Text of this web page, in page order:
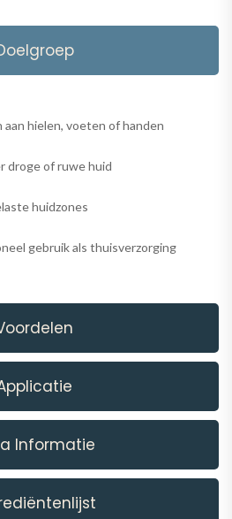
Informatie
hielen, voeten of handen
droge of ruwe huid
huidzones
gebruik als thuisverzorging